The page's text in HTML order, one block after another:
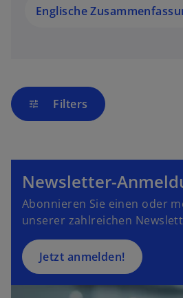
Englische
tune Filters
Newsletter-
Abonnieren Sie einen oder
unserer zahlreichen
Jetzt anmelden!
d
n
e
r
e
u
e
n
R
e
g
is
t